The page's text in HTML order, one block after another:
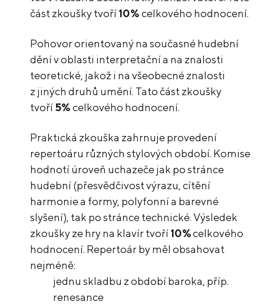
část zkoušky tvoří10%celkového hodnocení.
Pohovor orientovaný na současné hudební
dění v oblasti interpretační a na znalosti
teoretické, jakož i na všeobecné znalosti
z jiných druhů umění. Tato část zkoušky
tvoří5%celkového hodnocení.
Praktická zkouška zahrnuje provedení
repertoáru různých stylových období. Komise
hodnotí úroveň uchazeče jak po stránce
hudební (přesvědčivost výrazu, cítění
harmonie a formy, polyfonní a barevné
slyšení), tak po stránce technické. Výsledek
zkoušky ze hry na klavír tvoří10%celkového
hodnocení. Repertoár by měl obsahovat
nejméně:
jednu skladbu z období baroka, příp.
renesance